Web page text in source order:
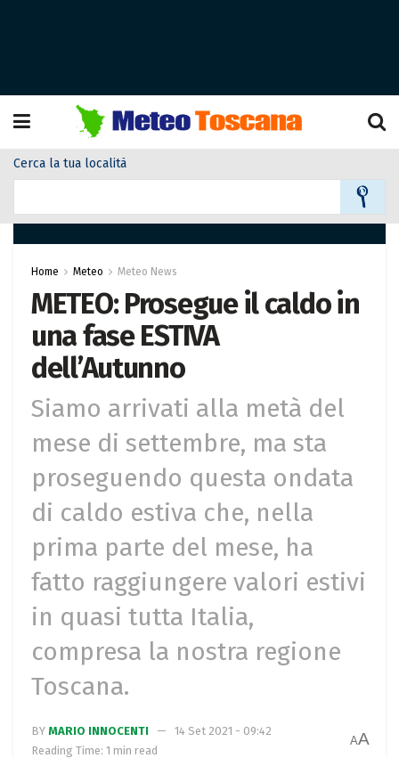
Cerca la tua località
Home Meteo Meteo News
METEO: Prosegue il caldo in
una fase ESTIVA
dell’Autunno
Siamo arrivati alla metà del
mese di settembre, ma sta
proseguendo questa ondata
di caldo estiva che, nella
prima parte del mese, ha
fatto raggiungere valori estivi
in quasi tutta Italia,
compresa la nostra regione
Toscana.
BY MARIO INNOCENTI
14 Set 2021 - 09:42
Reading Time: 1 min read
AA